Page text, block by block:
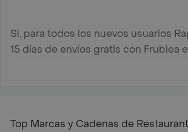
Sí, para todos los nuevos usuarios
15 días de envíos gratis con Frublea
Top Marcas y Cadenas de